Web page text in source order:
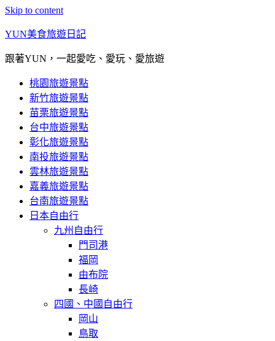
Skip to content
YUN美食旅遊日記
跟著YUN，一起愛吃、愛玩、愛旅遊
桃園旅遊景點
新竹旅遊景點
苗栗旅遊景點
台中旅遊景點
彰化旅遊景點
南投旅遊景點
雲林旅遊景點
嘉義旅遊景點
台南旅遊景點
日本自由行
九州自由行
門司港
福岡
由布院
長崎
四國、中國自由行
岡山
鳥取